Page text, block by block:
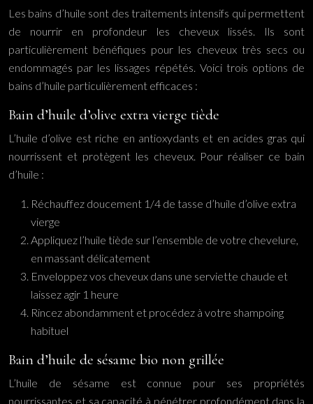
Les bains d’huile sont des traitements intensifs qui permettent
de nourrir en profondeur les cheveux lissés. Ils sont
particulièrement bénéfiques pour les cheveux très secs ou
endommagés par les lissages répétés. Voici trois options de
bains d’huile particulièrement efficaces :
Bain d’huile d’olive extra vierge tiède
L’huile d’olive est riche en antioxydants et en acides gras qui
nourrissent et protègent les cheveux. Pour réaliser ce bain
d’huile :
Réchauffez doucement 1/4 de tasse d’huile d’olive extra
vierge
Appliquez l’huile tiède sur l’ensemble de votre chevelure,
en massant délicatement
Enveloppez vos cheveux dans une serviette chaude et
laissez agir 1 heure
Rincez abondamment et procédez à votre shampoing
habituel
Bain d’huile de sésame bio non grillée
L’huile de sésame est connue pour ses propriétés
nourrissantes et sa capacité à pénétrer profondément dans la